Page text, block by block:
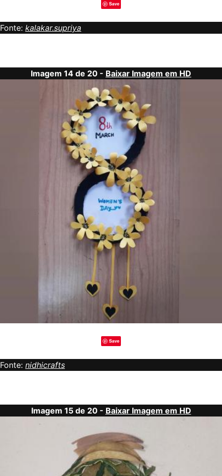
Save
Fonte: kalakar.supriya
Imagem 14 de 20 - Baixar Imagem em HD
Save
Fonte: nidhicrafts
Imagem 15 de 20 - Baixar Imagem em HD